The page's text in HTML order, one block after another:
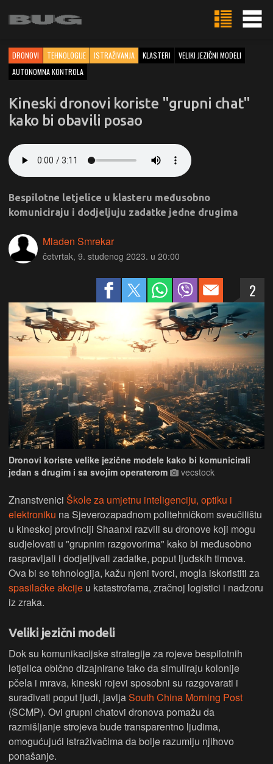
DRONOVI TEHNOLOGIJE ISTRAŽIVANJA KLASTERI
VELIKI JEZIČNI MODELI
AUTONOMNA KONTROLA
Kineski dronovi koriste "grupni chat"
kako bi obavili posao
Bespilotne letjelice u klasteru međusobno
komuniciraju i dodjeljuju zadatke jedne drugima
Mladen Smrekar
četvrtak, 9. studenog 2023. u 20:00
2
Dronovi koriste velike jezične modele kako bi komunicirali
jedan s drugim i sa svojim operaterom
vecstock
Znanstvenici Škole za umjetnu inteligenciju, optiku i
elektroniku na Sjeverozapadnom politehničkom sveučilištu
u kineskoj provinciji Shaanxi razvili su dronove koji mogu
sudjelovati u "grupnim razgovorima" kako bi međusobno
raspravljali i dodjeljivali zadatke, poput ljudskih timova.
Ova bi se tehnologija, kažu njeni tvorci, mogla iskoristiti za
spasilačke akcije u katastrofama, zračnoj logistici i nadzoru
iz zraka.
Veliki jezični modeli
Dok su komunikacijske strategije za rojeve bespilotnih
letjelica obično dizajnirane tako da simuliraju kolonije
pčela i mrava, kineski rojevi sposobni su razgovarati i
surađivati poput ljudi, javljaSouth China Morning Post
(SCMP). Ovi grupni chatovi dronova pomažu da
razmišljanje strojeva bude transparentno ljudima,
omogućujući istraživačima da bolje razumiju njihovo
ponašanje.